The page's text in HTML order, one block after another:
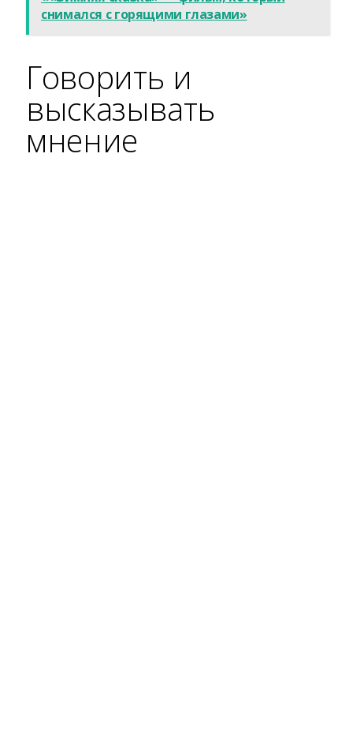
снимался с горящими глазами»
Говорить и
высказывать
мнение